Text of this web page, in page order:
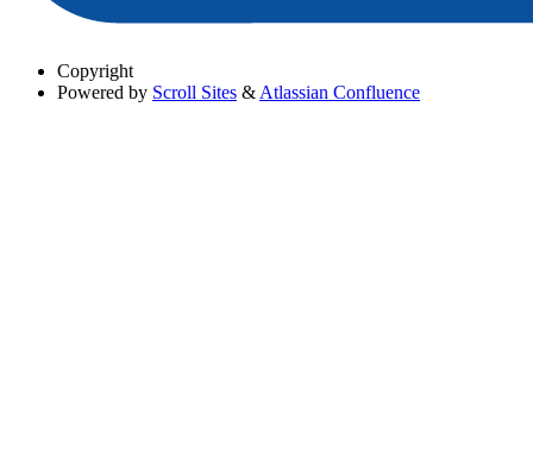
Copyright
Powered by Scroll Sites & Atlassian Confluence